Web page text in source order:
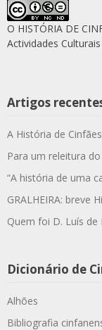
O HISTÓRIA DE
Actividades
Artigos
A História de
Para um releitura
“A história de uma
GRALHEIRA: breve
Quem foi D. Luís
Dicionário de
Alhões
Bibliografia